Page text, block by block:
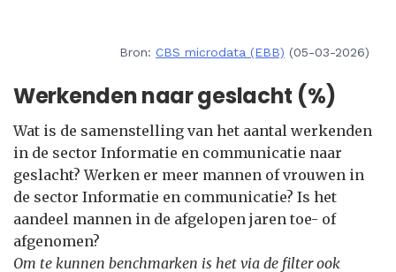
Bron: CBS microdata (EBB) (05-03-2026)
Werkenden naar geslacht (%)
Wat is de samenstelling van het aantal werkenden
in de sector Informatie en communicatie naar
geslacht? Werken er meer mannen of vrouwen in
de sector Informatie en communicatie? Is het
aandeel mannen in de afgelopen jaren toe- of
afgenomen?
Om te kunnen benchmarken is het via de filter ook